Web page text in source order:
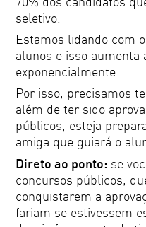
seletivo.
Estamos lidando com
alunos e isso aumenta
exponencialmente.
Por isso, precisamos
além de ter sido
públicos, esteja
amiga que guiará o
Direto ao ponto: se
concursos públicos,
conquistarem a
fariam se estivessem